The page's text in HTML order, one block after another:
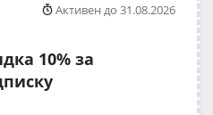
10% за
Активен до 31.08.2026